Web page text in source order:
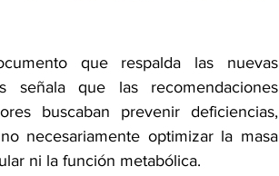
que respalda las nuevas
señala que las recomendaciones
buscaban prevenir deficiencias,
necesariamente optimizar la masa
ni la función metabólica.